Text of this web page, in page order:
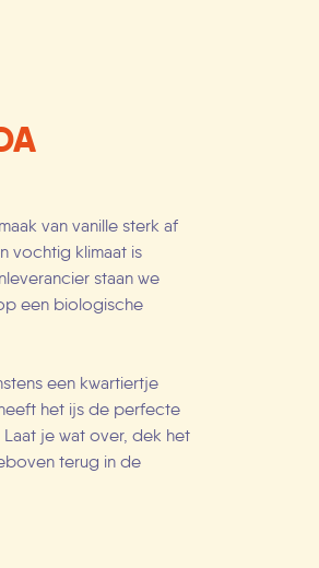
van vanille sterk af
vochtig klimaat is
staan we
een biologische
een kwartiertje
het ijs de perfecte
je wat over, dek het
terug in de